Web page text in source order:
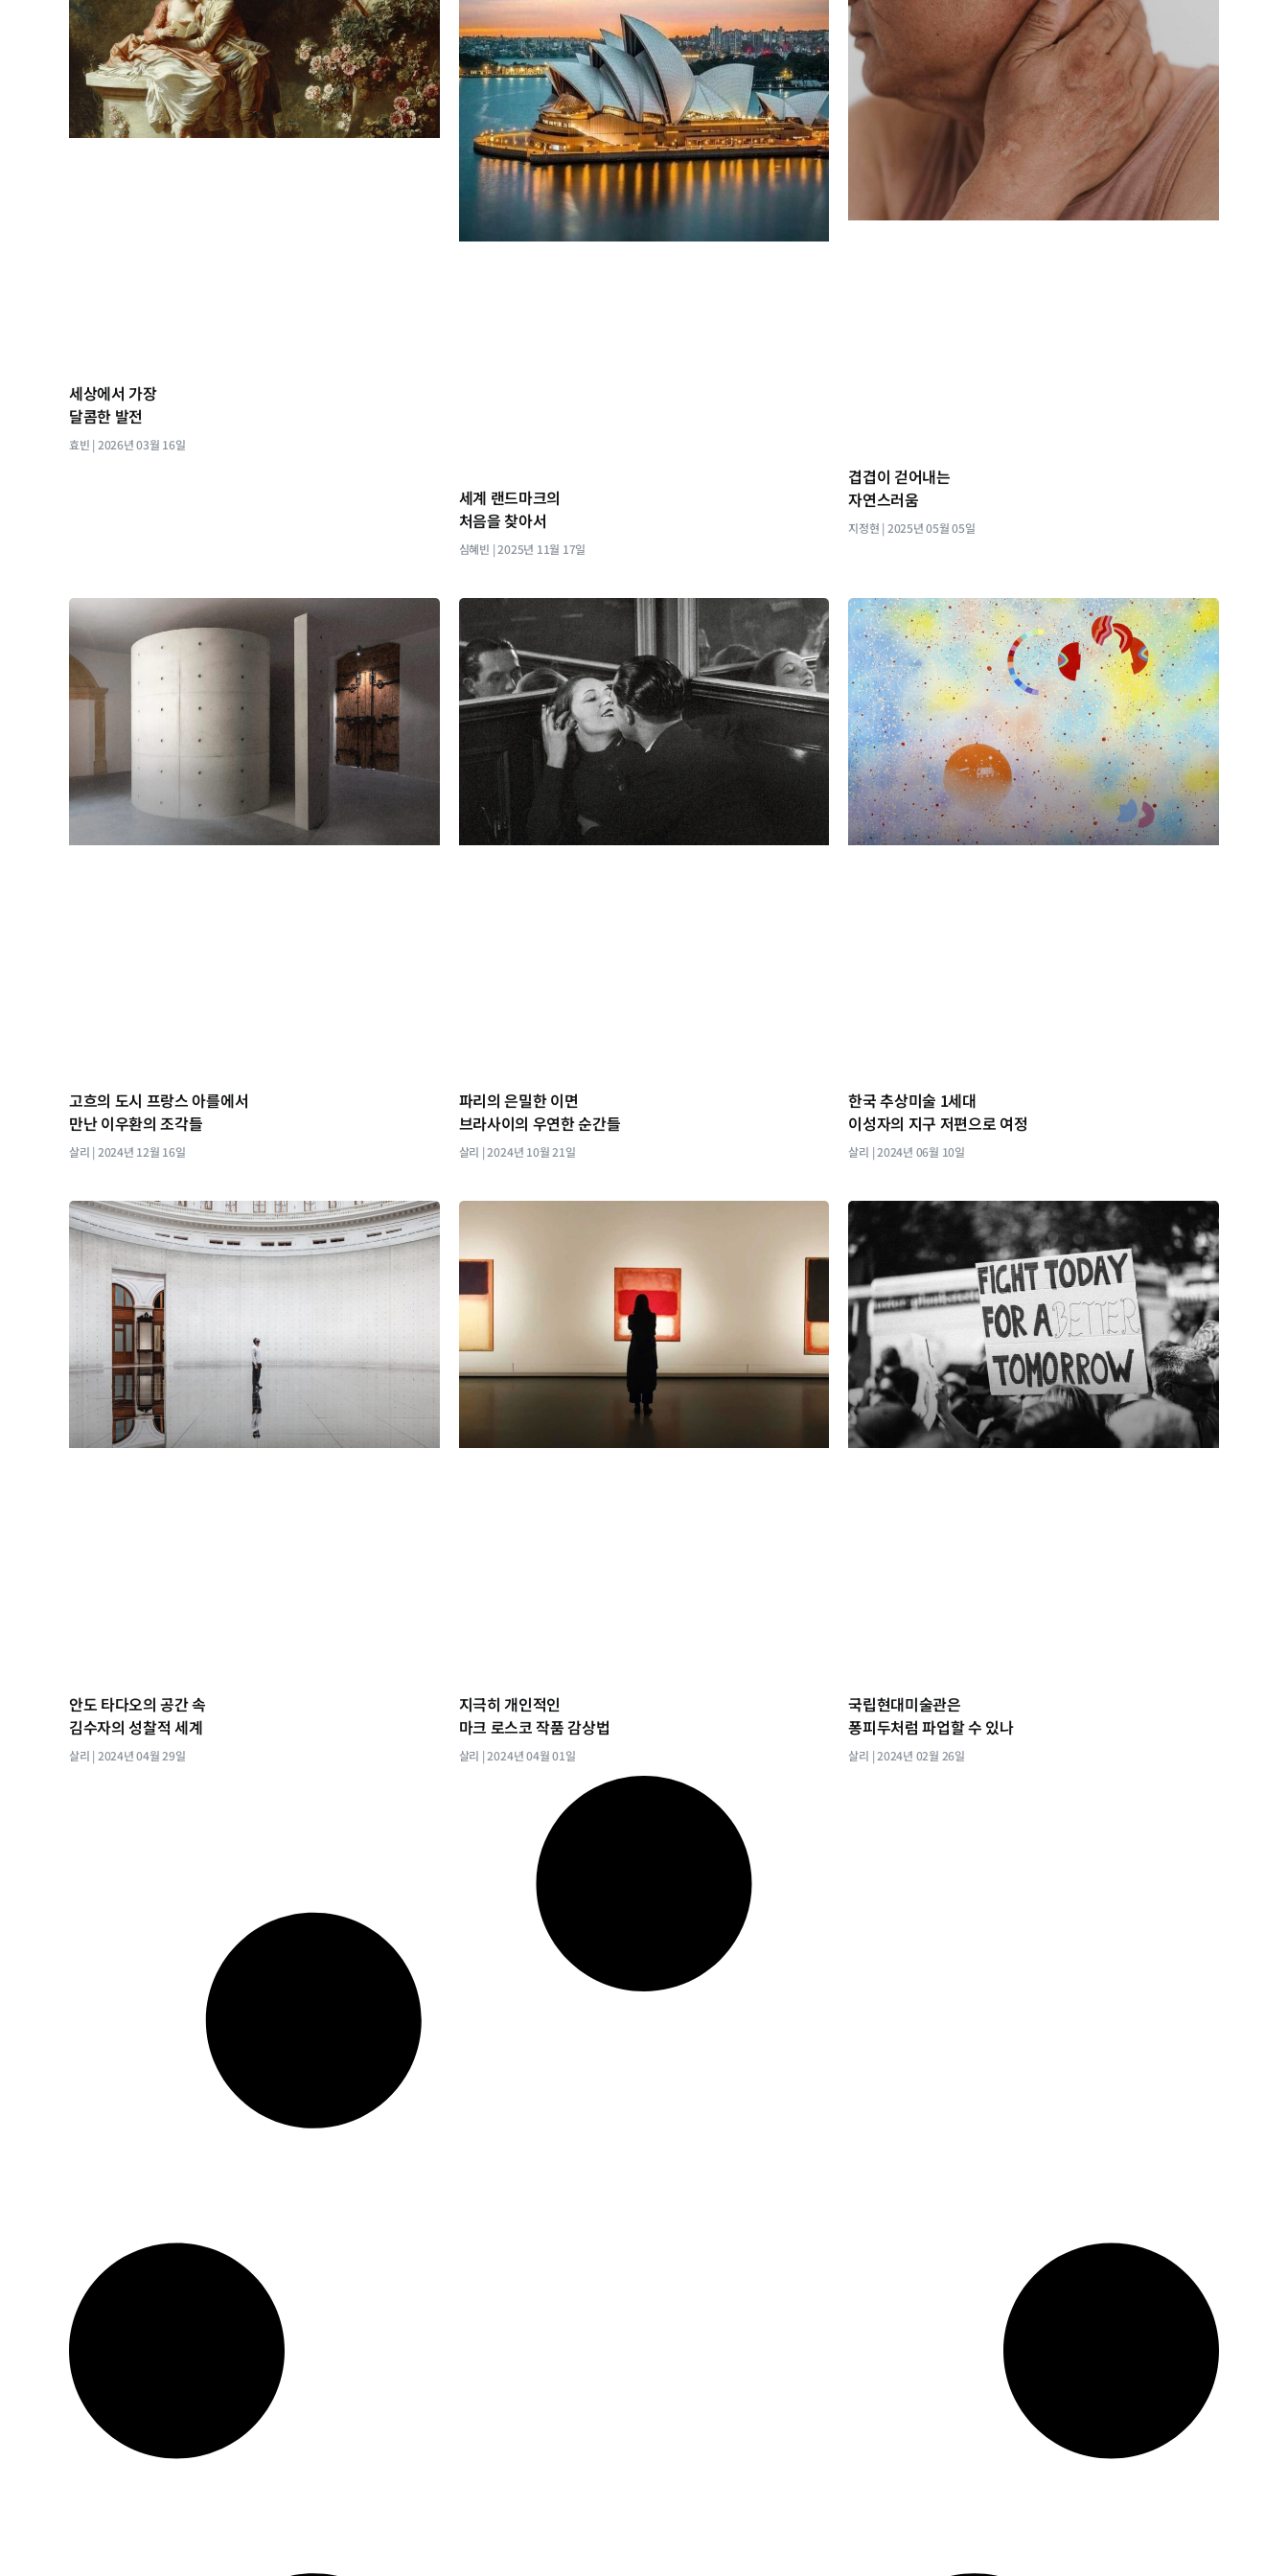
세상에서 가장
달콤한 발전
효빈 2026년 03월 16일
세계 랜드마크의
처음을 찾아서
심혜빈 2025년 11월 17일
겹겹이 걷어내는
자연스러움
지정현 2025년 05월 05일
고흐의 도시 프랑스 아를에서
만난 이우환의 조각들
살리 2024년 12월 16일
파리의 은밀한 이면
브라사이의 우연한 순간들
살리 2024년 10월 21일
한국 추상미술 1세대
이성자의 지구 저편으로 여정
살리 2024년 06월 10일
안도 타다오의 공간 속
김수자의 성찰적 세계
살리 2024년 04월 29일
지극히 개인적인
마크 로스코 작품 감상법
살리 2024년 04월 01일
국립현대미술관은
퐁피두처럼 파업할 수 있나
살리 2024년 02월 26일